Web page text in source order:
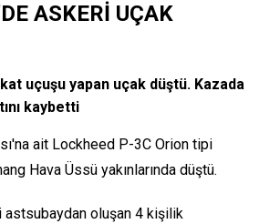
ASKERİ UÇAK
uçuşu yapan uçak düştü. Kazada
kaybetti
ait Lockheed P-3C Orion tipi
Hava Üssü yakınlarında düştü.
oluşan 4 kişilik